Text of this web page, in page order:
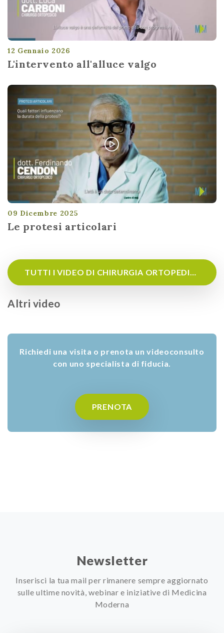
12 Gennaio 2026
L'intervento all'alluce valgo
09 Dicembre 2025
Le protesi articolari
Altri video
Richiedi una visita o prenota un videoconsulto
con uno specialista di fiducia.
PRENOTA
Newsletter
Inserisci la tua mail per rimanere sempre aggiornato
sulle ultime novità, webinar e iniziative di Medicina
Moderna